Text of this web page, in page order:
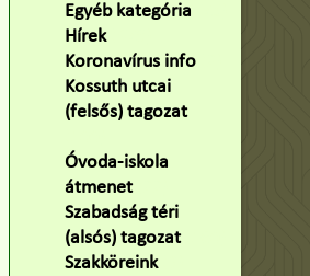
Egyéb kategória
Hírek(478)
Koronavírus info(2)
Kossuth utcai
(felsős) tagozat
Óvoda-iskola
átmenet(22)
Szabadság téri
(alsós) tagozat(160)
Szakköreink(3)